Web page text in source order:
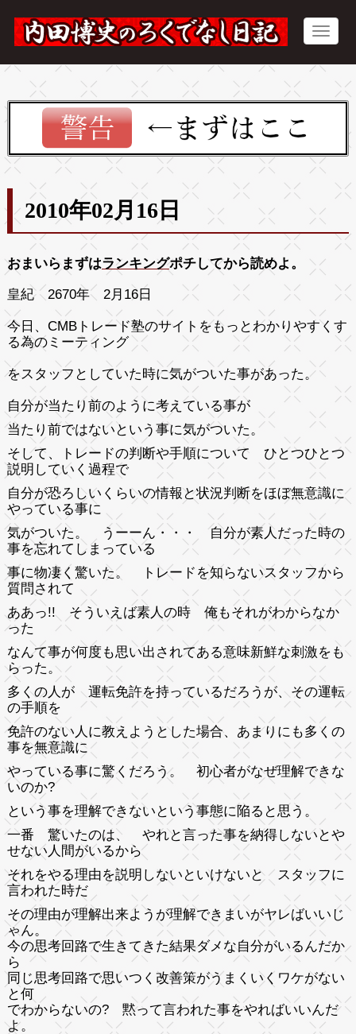
2010年02月16日
おまいらまずはランキングポチしてから読めよ。
皇紀 2670年 2月16日
今日、CMBトレード塾のサイトをもっとわかりやすくす
る為のミーティング
をスタッフとしていた時に気がついた事があった。
自分が当たり前のように考えている事が
当たり前ではないという事に気がついた。
そして、トレードの判断や手順について ひとつひとつ
説明していく過程で
自分が恐ろしいくらいの情報と状況判断をほぼ無意識に
やっている事に
気がついた。 うーーん・・・ 自分が素人だった時の
事を忘れてしまっている
事に物凄く驚いた。 トレードを知らないスタッフから
質問されて
ああっ!! そういえば素人の時 俺もそれがわからなか
った
なんて事が何度も思い出されてある意味新鮮な刺激をも
らった。
多くの人が 運転免許を持っているだろうが、その運転
の手順を
免許のない人に教えようとした場合、あまりにも多くの
事を無意識に
やっている事に驚くだろう。 初心者がなぜ理解できな
いのか?
という事を理解できないという事態に陥ると思う。
一番 驚いたのは、 やれと言った事を納得しないとや
せない人間がいるから
それをやる理由を説明しないといけないと スタッフに
言われた時だ
その理由が理解出来ようが理解できまいがヤレばいいじ
ゃん。
今の思考回路で生きてきた結果ダメな自分がいるんだか
ら
同じ思考回路で思いつく改善策がうまくいくワケがない
と何
でわからないの? 黙って言われた事をやればいいんだ
よ。